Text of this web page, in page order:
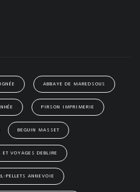
ABBAYE DE MAREDSOUS
PIRSON IMPRIMERIE
BEGUIN MASSET
ET VOYAGES DEBLIRE
PELLETS ANNEVOIE